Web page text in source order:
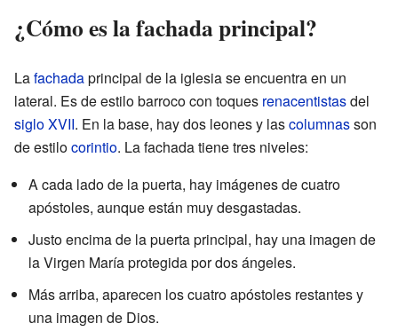
¿Cómo es la fachada principal?
Lafachadaprincipal de la iglesia se encuentra en un
lateral. Es de estilo barroco con toques renacentistasdel
siglo XVII. En la base, hay dos leones y lascolumnasson
de estilocorintio. La fachada tiene tres niveles:
A cada lado de la puerta, hay imágenes de cuatro
apóstoles, aunque están muy desgastadas.
Justo encima de la puerta principal, hay una imagen de
la Virgen María protegida por dos ángeles.
Más arriba, aparecen los cuatro apóstoles restantes y
una imagen de Dios.